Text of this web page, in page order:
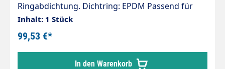
Ringabdichtung. Dichtring: EPDM Passend für
Injektorenserie: ST-160, 160.2, 160.3, ST-167, ST-
168
Inhalt: 1 Stück
99,53 €*
In den Warenkorb